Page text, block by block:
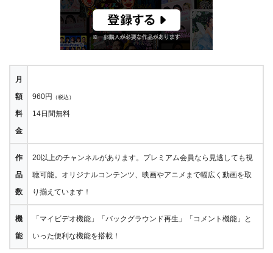
月
額
料
金
960円 （税込）
14日間無料
作
品
数
20以上のチャンネルがあります。プレミアム会員なら見逃しても視
聴可能。オリジナルコンテンツ、映画やアニメまで幅広く動画を取
り揃えています！
機
能
「マイビデオ機能」「バックグラウンド再生」「コメント機能」と
いった便利な機能を搭載！